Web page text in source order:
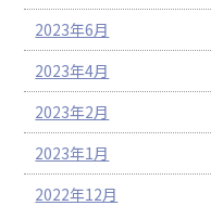
2023年6月
2023年4月
2023年2月
2023年1月
2022年12月